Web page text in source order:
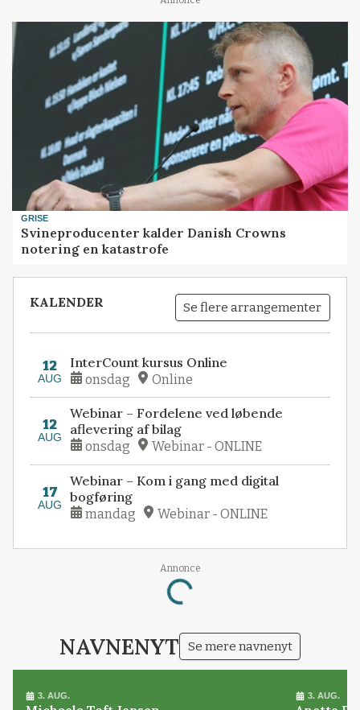
GRISE
Svineproducenter kalder Danish Crowns
notering en katastrofe
KALENDER Se flere arrangementer
12
AUG
InterCount kursus Online
onsdag Online
12
AUG
Webinar – Fordelene ved løbende
aflevering af bilag
onsdag Webinar - ONLINE
17
AUG
Webinar – Kom i gang med digital
bogføring
mandag Webinar - ONLINE
Annonce
Loading...
NAVNENYT Se mere navnenyt
3. AUG. 3. AUG.